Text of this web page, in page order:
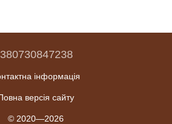
інформація
версія сайту
© 2020—2026